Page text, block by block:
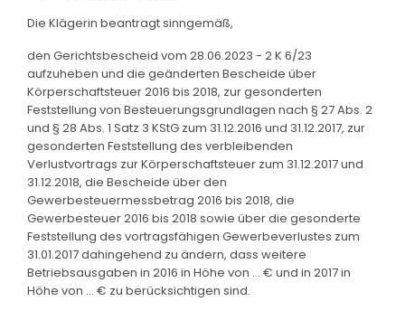
Die Klägerin beantragt sinngemäß,
den Gerichtsbescheid vom 28.06.2023 - 2 K 6/23
aufzuheben und die geänderten Bescheide über
Körperschaftsteuer 2016 bis 2018, zur gesonderten
Feststellung von Besteuerungsgrundlagen nach § 27 Abs. 2
und § 28 Abs. 1 Satz 3 KStG zum 31.12.2016 und 31.12.2017, zur
gesonderten Feststellung des verbleibenden
Verlustvortrags zur Körperschaftsteuer zum 31.12.2017 und
31.12.2018, die Bescheide über den
Gewerbesteuermessbetrag 2016 bis 2018, die
Gewerbesteuer 2016 bis 2018 sowie über die gesonderte
Feststellung des vortragsfähigen Gewerbeverlustes zum
31.01.2017 dahingehend zu ändern, dass weitere
Betriebsausgaben in 2016 in Höhe von ... € und in 2017 in
Höhe von ... € zu berücksichtigen sind.